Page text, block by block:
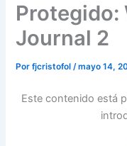
Protegido:
Journal 2
Porfjcristofol/mayo 14,
Este contenido está